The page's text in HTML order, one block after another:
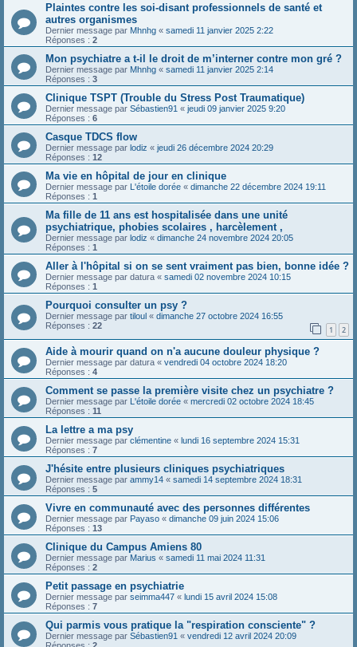
Plaintes contre les soi-disant professionnels de santé et
autres organismes
Dernier message par Mhnhg « samedi 11 janvier 2025 2:22
Réponses : 2
Mon psychiatre a t-il le droit de m’interner contre mon gré ?
Dernier message par Mhnhg « samedi 11 janvier 2025 2:14
Réponses : 3
Clinique TSPT (Trouble du Stress Post Traumatique)
Dernier message par Sébastien91 « jeudi 09 janvier 2025 9:20
Réponses : 6
Casque TDCS flow
Dernier message par lodiz « jeudi 26 décembre 2024 20:29
Réponses : 12
Ma vie en hôpital de jour en clinique
Dernier message par L'étoile dorée « dimanche 22 décembre 2024 19:11
Réponses : 1
Ma fille de 11 ans est hospitalisée dans une unité
psychiatrique, phobies scolaires , harcèlement ,
Dernier message par lodiz « dimanche 24 novembre 2024 20:05
Réponses : 1
Aller à l'hôpital si on se sent vraiment pas bien, bonne idée ?
Dernier message par datura « samedi 02 novembre 2024 10:15
Réponses : 1
Pourquoi consulter un psy ?
Dernier message par tiloul « dimanche 27 octobre 2024 16:55
Réponses : 22 1 2
Aide à mourir quand on n'a aucune douleur physique ?
Dernier message par datura « vendredi 04 octobre 2024 18:20
Réponses : 4
Comment se passe la première visite chez un psychiatre ?
Dernier message par L'étoile dorée « mercredi 02 octobre 2024 18:45
Réponses : 11
La lettre a ma psy
Dernier message par clémentine « lundi 16 septembre 2024 15:31
Réponses : 7
J'hésite entre plusieurs cliniques psychiatriques
Dernier message par ammy14 « samedi 14 septembre 2024 18:31
Réponses : 5
Vivre en communauté avec des personnes différentes
Dernier message par Payaso « dimanche 09 juin 2024 15:06
Réponses : 13
Clinique du Campus Amiens 80
Dernier message par Marius « samedi 11 mai 2024 11:31
Réponses : 2
Petit passage en psychiatrie
Dernier message par seimma447 « lundi 15 avril 2024 15:08
Réponses : 7
Qui parmis vous pratique la "respiration consciente" ?
Dernier message par Sébastien91 « vendredi 12 avril 2024 20:09